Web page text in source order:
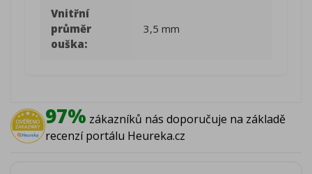
Vnitřní
průměr
ouška:
3,5 mm
97% zákazníků nás doporučuje na základě
recenzí portálu Heureka.cz